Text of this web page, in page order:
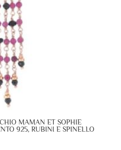
MAMAN ET SOPHIE
925, RUBINI E SPINELLO